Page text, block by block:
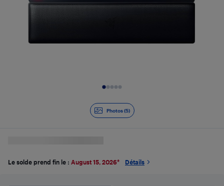
Photos (5)
Le solde prend fin le : August 15, 2026* Détails